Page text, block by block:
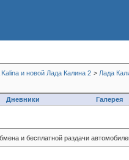
и новой Лада Калина 2 > Лада
Дневники Галерея
и бесплатной раздачи